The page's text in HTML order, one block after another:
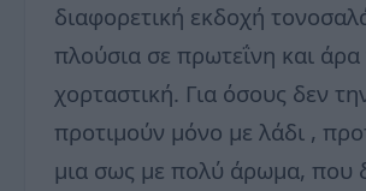
διαφορετική εκδοχή
πλούσια σε πρωτεΐνη και άρα
χορταστική. Για όσους δεν
προτιμούν μόνο με λάδι ,
μια σως με πολύ άρωμα, που